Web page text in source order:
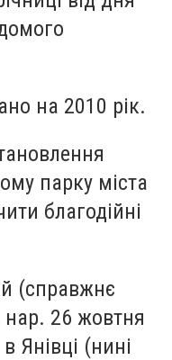
на 2010 рік.
парку міста
благодійні
(справжнє
26 жовтня
Янівці (нині